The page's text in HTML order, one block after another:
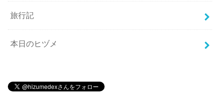
旅行記
本日のヒヅメ